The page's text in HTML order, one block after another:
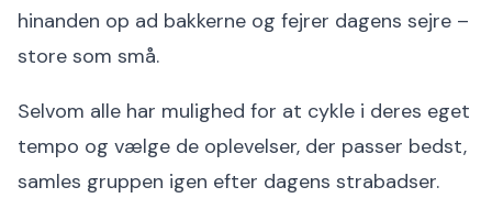
hinanden op ad bakkerne og fejrer dagens sejre –
store som små.
Selvom alle har mulighed for at cykle i deres eget
tempo og vælge de oplevelser, der passer bedst,
samles gruppen igen efter dagens strabadser.